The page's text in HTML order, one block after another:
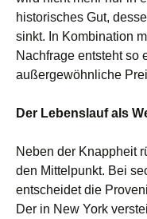
historisches Gut,
sinkt. In Kombination
Nachfrage entsteht so
außergewöhnliche
Der Lebenslauf als
Neben der Knappheit
den Mittelpunkt. Bei
entscheidet die
Der in New York